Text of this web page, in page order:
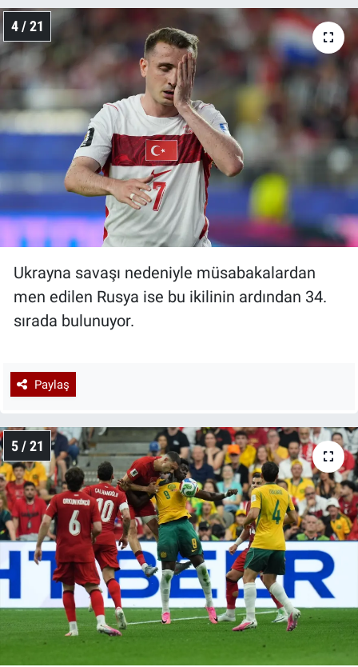
4 / 21
Ukrayna savaşı nedeniyle müsabakalardan
men edilen Rusya ise bu ikilinin ardından 34.
sırada bulunuyor.
Paylaş
5 / 21